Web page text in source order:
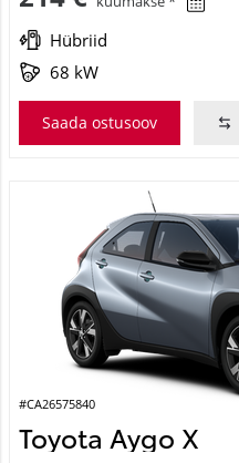
Hübriid
68 kW
Saada ostusoov
#CA26575840
Toyota Aygo X